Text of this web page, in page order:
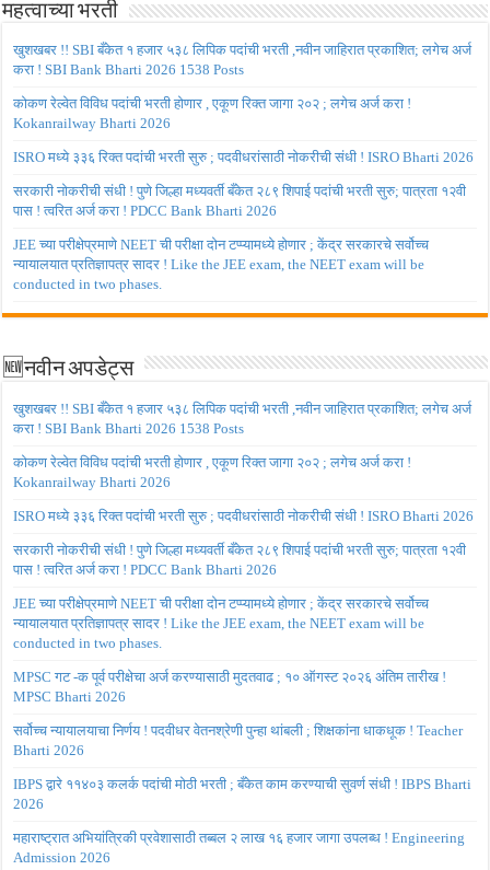
महत्वाच्या भरती
खुशखबर !! SBI बँकेत १ हजार ५३८ लिपिक पदांची भरती ,नवीन जाहिरात प्रकाशित; लगेच अर्ज
करा ! SBI Bank Bharti 2026 1538 Posts
कोकण रेल्वेत विविध पदांची भरती होणार , एकूण रिक्त जागा २०२ ; लगेच अर्ज करा !
Kokanrailway Bharti 2026
ISRO मध्ये ३३६ रिक्त पदांची भरती सुरु ; पदवीधरांसाठी नोकरीची संधी ! ISRO Bharti 2026
सरकारी नोकरीची संधी ! पुणे जिल्हा मध्यवर्ती बँकेत २८९ शिपाई पदांची भरती सुरु; पात्रता १२वी
पास ! त्वरित अर्ज करा ! PDCC Bank Bharti 2026
JEE च्या परीक्षेप्रमाणे NEET ची परीक्षा दोन टप्प्यामध्ये होणार ; केंद्र सरकारचे सर्वोच्च
न्यायालयात प्रतिज्ञापत्र सादर ! Like the JEE exam, the NEET exam will be
conducted in two phases.
🆕नवीन अपडेट्स
खुशखबर !! SBI बँकेत १ हजार ५३८ लिपिक पदांची भरती ,नवीन जाहिरात प्रकाशित; लगेच अर्ज
करा ! SBI Bank Bharti 2026 1538 Posts
कोकण रेल्वेत विविध पदांची भरती होणार , एकूण रिक्त जागा २०२ ; लगेच अर्ज करा !
Kokanrailway Bharti 2026
ISRO मध्ये ३३६ रिक्त पदांची भरती सुरु ; पदवीधरांसाठी नोकरीची संधी ! ISRO Bharti 2026
सरकारी नोकरीची संधी ! पुणे जिल्हा मध्यवर्ती बँकेत २८९ शिपाई पदांची भरती सुरु; पात्रता १२वी
पास ! त्वरित अर्ज करा ! PDCC Bank Bharti 2026
JEE च्या परीक्षेप्रमाणे NEET ची परीक्षा दोन टप्प्यामध्ये होणार ; केंद्र सरकारचे सर्वोच्च
न्यायालयात प्रतिज्ञापत्र सादर ! Like the JEE exam, the NEET exam will be
conducted in two phases.
MPSC गट -क पूर्व परीक्षेचा अर्ज करण्यासाठी मुदतवाढ ; १० ऑगस्ट २०२६ अंतिम तारीख !
MPSC Bharti 2026
सर्वोच्च न्यायालयाचा निर्णय ! पदवीधर वेतनश्रेणी पुन्हा थांबली ; शिक्षकांना धाकधूक ! Teacher
Bharti 2026
IBPS द्वारे ११४०३ कलर्क पदांची मोठी भरती ; बँकेत काम करण्याची सुवर्ण संधी ! IBPS Bharti
2026
महाराष्ट्रात अभियांत्रिकी प्रवेशासाठी तब्बल २ लाख १६ हजार जागा उपलब्ध ! Engineering
Admission 2026